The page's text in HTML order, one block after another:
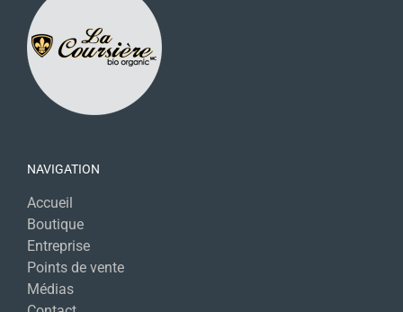
NAVIGATION
Accueil
Boutique
Entreprise
Points de vente
Médias